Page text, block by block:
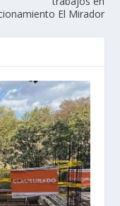
El Mirador